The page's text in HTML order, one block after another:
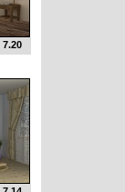
7.20